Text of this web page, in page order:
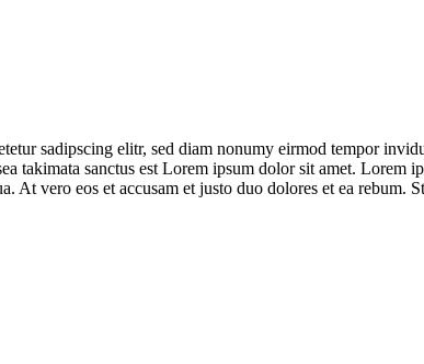
sadipscing elitr, sed diam nonumy eirmod tempor
takimata sanctus est Lorem ipsum dolor sit amet.
At vero eos et accusam et justo duo dolores et ea rebum.